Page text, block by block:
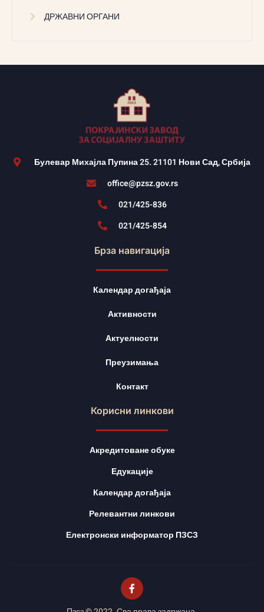
ДРЖАВНИ ОРГАНИ
Булевар Михајла Пупина 25. 21101 Нови Сад, Србија
office@pzsz.gov.rs
021/425-836
021/425-854
Брза навигација
Календар догађаја
Активности
Актуелности
Преузимања
Контакт
Корисни линкови
Акредитоване обуке
Едукације
Календар догађаја
Релевантни линкови
Електронски информатор ПЗСЗ